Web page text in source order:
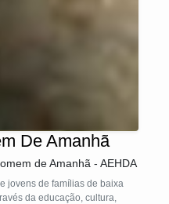
De Amanhã
de Amanhã - AEHDA
jovens de famílias de baixa
da educação, cultura,